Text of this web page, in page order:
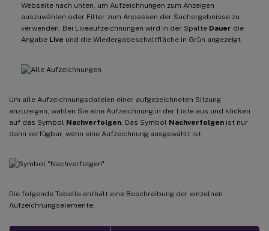
Webseite nach unten, um Aufzeichnungen zum Anzeigen
auszuwählen oder Filter zum Anpassen der Suchergebnisse zu
verwenden. Bei Liveaufzeichnungen wird in der Spalte Dauer die
Angabe Live und die Wiedergabeschaltfläche in Grün angezeigt.
Um alle Aufzeichnungsdateien einer aufgezeichneten Sitzung
anzuzeigen, wählen Sie eine Aufzeichnung in der Liste aus und klicken
auf das Symbol Nachverfolgen . Das Symbol Nachverfolgen ist nur
dann verfügbar, wenn eine Aufzeichnung ausgewählt ist.
Die folgende Tabelle enthält eine Beschreibung der einzelnen
Aufzeichnungselemente: